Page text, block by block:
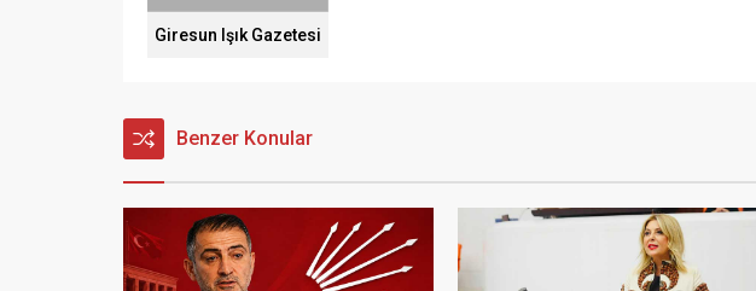
Giresun Işık Gazetesi
Benzer Konular